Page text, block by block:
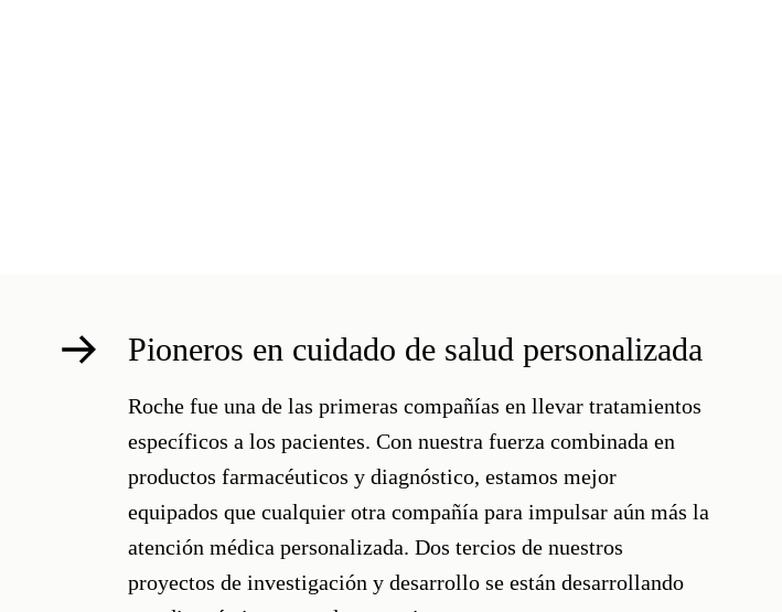
Pioneros en cuidado de salud personalizada
Roche fue una de las primeras compañías en llevar tratamientos
específicos a los pacientes. Con nuestra fuerza combinada en
productos farmacéuticos y diagnóstico, estamos mejor
equipados que cualquier otra compañía para impulsar aún más la
atención médica personalizada. Dos tercios de nuestros
proyectos de investigación y desarrollo se están desarrollando